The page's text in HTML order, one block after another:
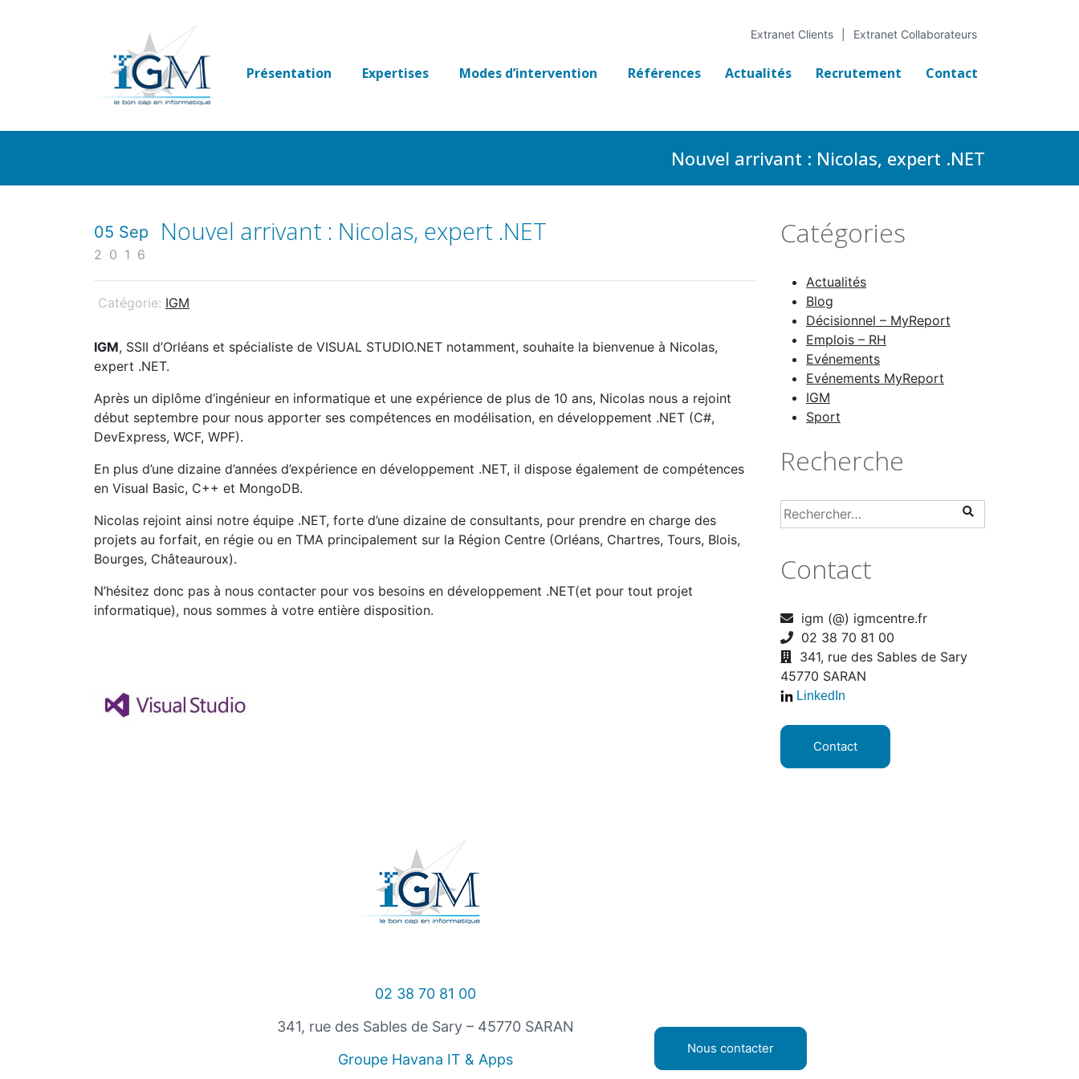
Extranet Clients Extranet Collaborateurs
Présentation Expertises Modes d’intervention Références Actualités Recrutement Contact
Nouvel arrivant : Nicolas, expert .NET
05 Sep
2016
Nouvel arrivant : Nicolas, expert .NET
Catégorie: IGM
IGM, SSII d’Orléans et spécialiste de VISUAL STUDIO.NET notamment, souhaite la bienvenue à Nicolas,
expert .NET.
Après un diplôme d’ingénieur en informatique et une expérience de plus de 10 ans, Nicolas nous a rejoint
début septembre pour nous apporter ses compétences en modélisation, en développement .NET (C#,
DevExpress, WCF, WPF).
En plus d’une dizaine d’années d’expérience en développement .NET, il dispose également de compétences
en Visual Basic, C++ et MongoDB.
Nicolas rejoint ainsi notre équipe .NET, forte d’une dizaine de consultants, pour prendre en charge des
projets au forfait, en régie ou en TMA principalement sur la Région Centre (Orléans, Chartres, Tours, Blois,
Bourges, Châteauroux).
N’hésitez donc pas à nous contacter pour vos besoins en développement .NET(et pour tout projet
informatique), nous sommes à votre entière disposition.
Catégories
Actualités
Blog
Décisionnel – MyReport
Emplois – RH
Evénements
Evénements MyReport
IGM
Sport
Recherche
Contact
igm (@) igmcentre.fr
02 38 70 81 00
341, rue des Sables de Sary
45770 SARAN
LinkedIn
Contact
02 38 70 81 00
341, rue des Sables de Sary – 45770 SARAN
Groupe Havana IT & Apps
Nous contacter